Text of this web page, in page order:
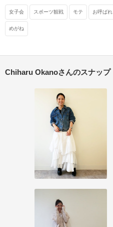
女子会 スポーツ観戦 モテ お呼ばれ
めがね
Chiharu Okanoさんのスナップ